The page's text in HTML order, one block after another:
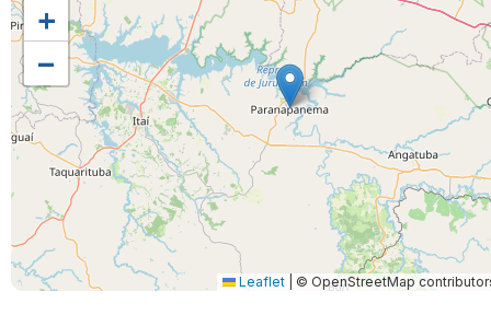
+
−
Leaflet © OpenStreetMap